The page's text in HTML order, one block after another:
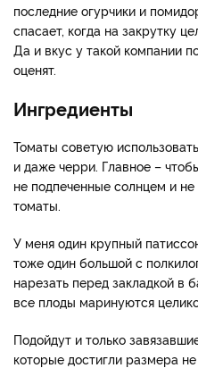
последние огурчики и
спасает, когда на закрутку
Да и вкус у такой компании
оценят.
Ингредиенты
Томаты советую
и даже черри. Главное –
не подпеченные солнцем и
томаты.
У меня один крупный
тоже один большой с
нарезать перед закладкой в
все плоды маринуются
Подойдут и только
которые достигли размера